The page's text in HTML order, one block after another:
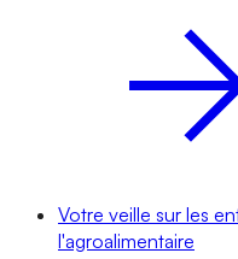
Votre veille sur les
l'agroalimentaire